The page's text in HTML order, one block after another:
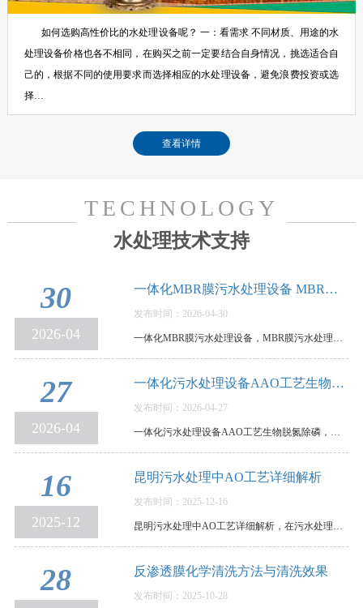
如何选购高性价比的水处理设备呢？ 一：看需求 不同材质、用途的水
处理设备价格也各不相同，在购买之前一定要结合自身情况，挑选适合自
己的，根据不同的使用要求而选择相应的水处理设备，避免浪费投资或选
择…
查看详情
TECHNOLOGY
水处理技术支持
30
2026-04
一体化MBR膜污水处理设备 MBR膜污水处理设备…
发布时间：2026-04-30
一体化MBR膜污水处理设备，MBR膜污水处理设备优缺点和使用要点说明，MBR膜一体化污水处理设备，是…
27
2026-04
一体化污水处理设备AAO工艺生物脱氮除磷，原…
发布时间：2026-04-27
一体化污水处理设备AAO工艺生物脱氮除磷，原理、参数与运行控制全解析，在环保水处理领域，传统活…
16
2025-12
昆明污水处理中AO工艺详细解析
发布时间：2025-12-16
昆明污水处理中AO工艺详细解析，在污水处理领域，AO工艺可谓是生物脱氮的“常青树”。它结构清晰、…
28 反渗透膜化学清洗方法与清洗效果
发布时间：2025-10-28